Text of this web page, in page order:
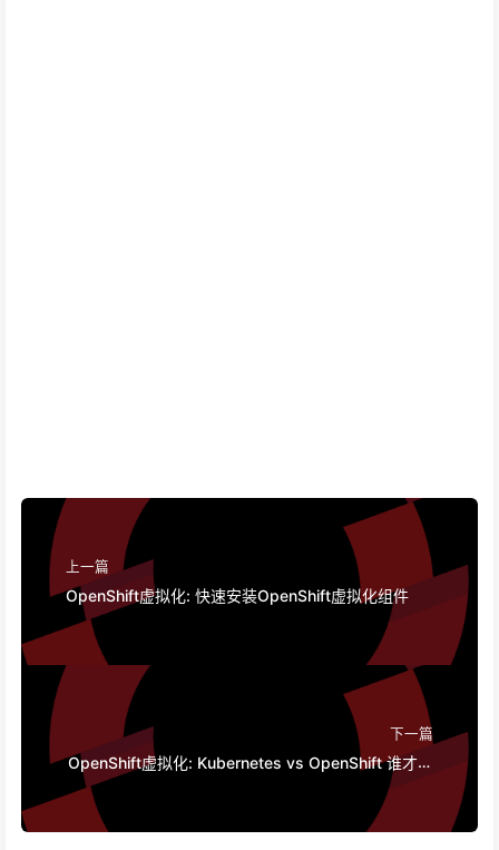
上一篇
OpenShift虚拟化: 快速安装OpenShift虚拟化组件
下一篇
OpenShift虚拟化: Kubernetes vs OpenShift 谁才是
最理想的容器平台？